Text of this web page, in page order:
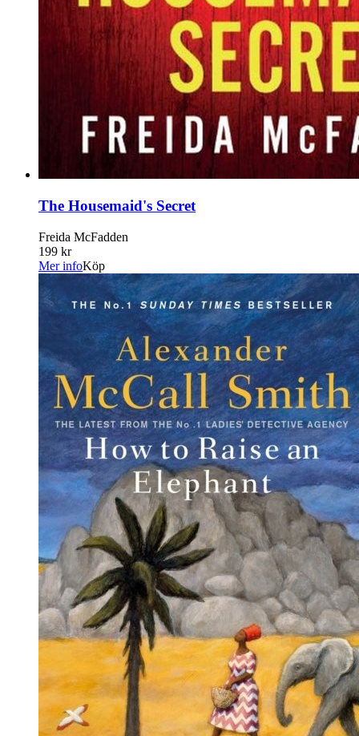
The Housemaid's Secret
Freida McFadden
199 kr
Mer infoKöp